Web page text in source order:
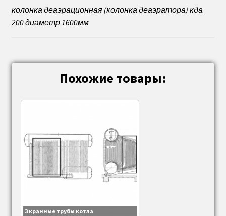
колонка деаэрационная (колонка деаэратора) кда
200 диаметр 1600мм
Похожие товары:
Экранные трубы котла